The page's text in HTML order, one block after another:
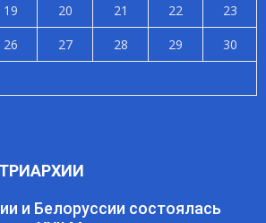
19 20 21 22
23
26 27 28 29
30
и Белоруссии состоялась